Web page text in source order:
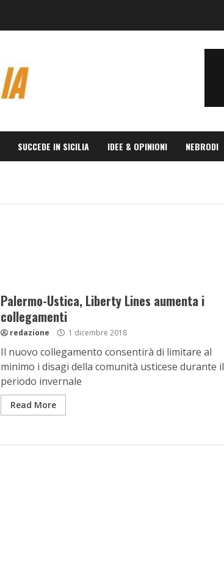
SUCCEDE IN SICILIA IDEE & OPINIONI NEBRODI
Palermo-Ustica, Liberty Lines aumenta i
collegamenti
redazione 1 dicembre 2018
Il nuovo collegamento consentirà di limitare al
minimo i disagi della comunità usticese durante il
periodo invernale
Read More